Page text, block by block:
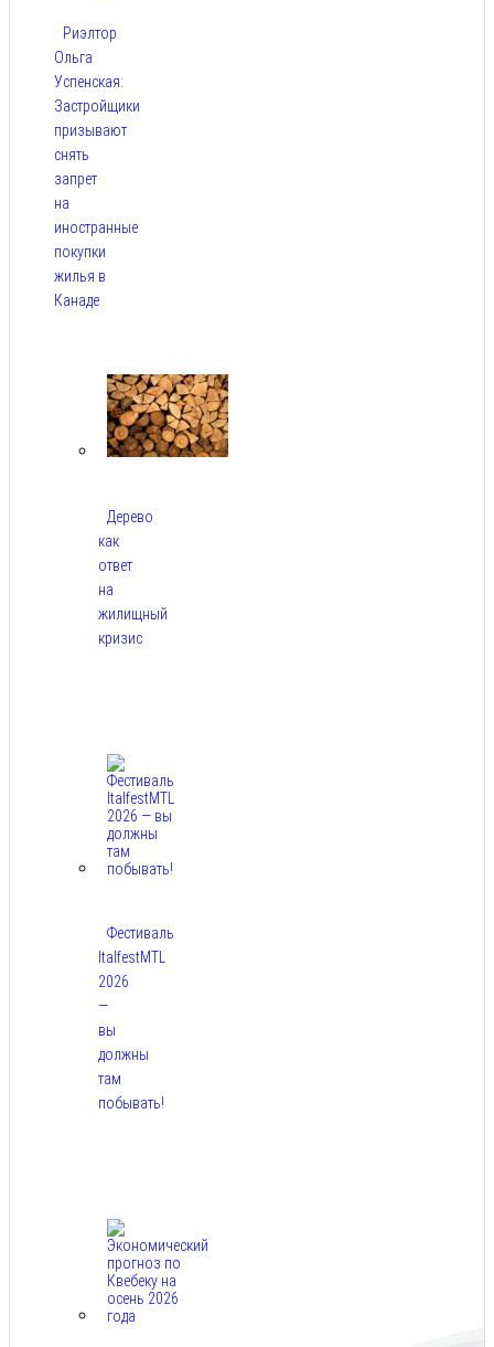
Риэлтор
Ольга
Успенская:
Застройщики
призывают
снять
запрет
на
иностранные
покупки
жилья в
Канаде
Дерево
как
ответ
на
жилищный
кризис
Фестиваль
ItalfestMTL
2026
—
вы
должны
там
побывать!